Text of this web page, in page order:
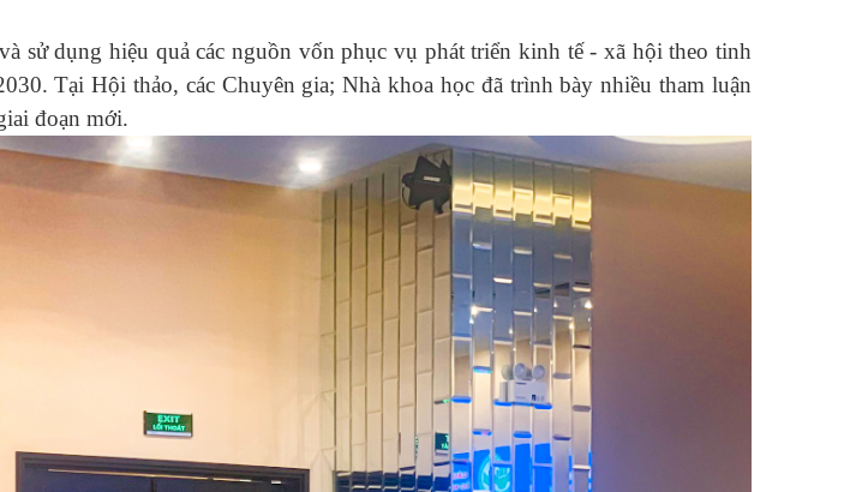
sử dụng hiệu quả các nguồn vốn phục vụ phát triển kinh tế - xã hội theo tinh
Tại Hội thảo, các Chuyên gia; Nhà khoa học đã trình bày nhiều tham luận
đoạn mới.